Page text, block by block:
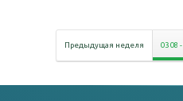
Предыдущая неделя 03 08 -